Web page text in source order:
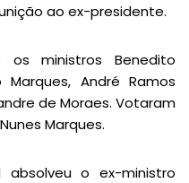
ao ex-presidente.
os ministros Benedito
André Ramos
de Moraes. Votaram
Marques.
absolveu o ex-ministro